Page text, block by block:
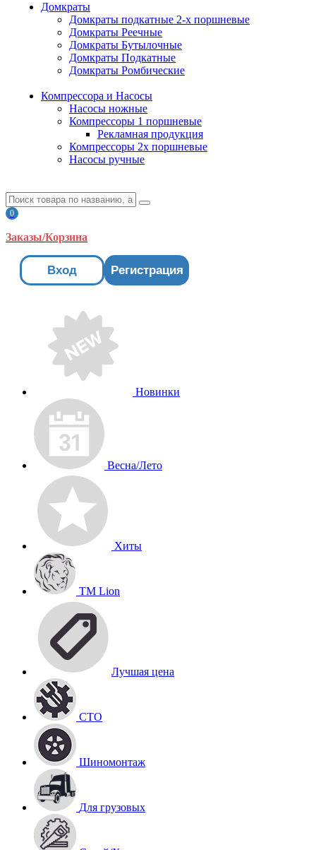
Домкраты
Домкраты подкатные 2-х поршневые
Домкраты Реечные
Домкраты Бутылочные
Домкраты Подкатные
Домкраты Ромбические
Компрессора и Насосы
Насосы ножные
Компрессоры 1 поршневые
Рекламная продукция
Компрессоры 2х поршневые
Насосы ручные
0
Заказы/Корзина
Вход Регистрация
Новинки
Весна/Лето
Хиты
TM Lion
Лучшая цена
СТО
Шиномонтаж
Для грузовых